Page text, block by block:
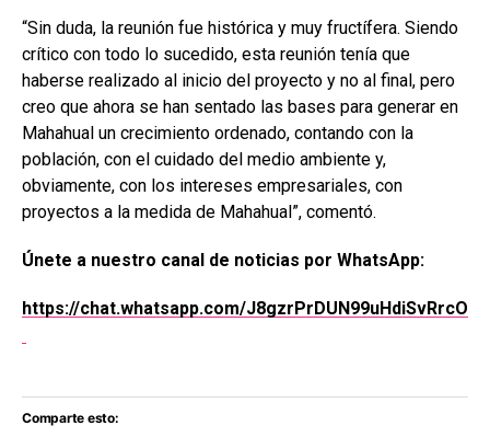
“Sin duda, la reunión fue histórica y muy fructífera. Siendo
crítico con todo lo sucedido, esta reunión tenía que
haberse realizado al inicio del proyecto y no al final, pero
creo que ahora se han sentado las bases para generar en
Mahahual un crecimiento ordenado, contando con la
población, con el cuidado del medio ambiente y,
obviamente, con los intereses empresariales, con
proyectos a la medida de Mahahual”, comentó.
Únete a nuestro canal de noticias por WhatsApp:
https://chat.whatsapp.com/J8gzrPrDUN99uHdiSvRrcO
Comparte esto: